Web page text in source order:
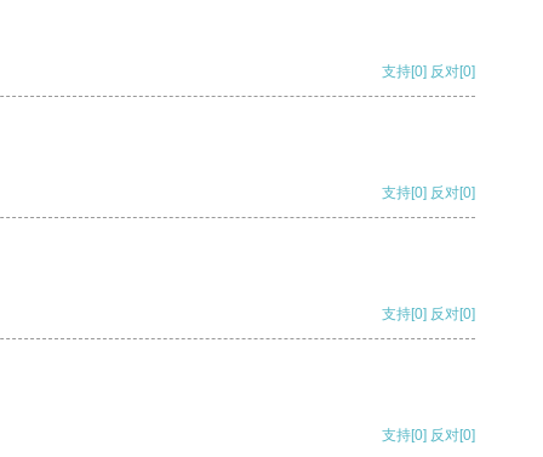
支持[0] 反对[0]
支持[0] 反对[0]
支持[0] 反对[0]
支持[0] 反对[0]